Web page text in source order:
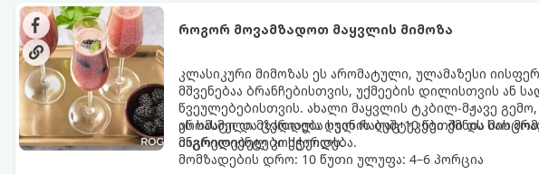
როგორ მოვამზადოთ მაყვლის მიმოზა
კლასიკური მიმოზას ეს არომატული, ულამაზესი
მშვენებაა ბრანჩებისთვის, უქმეების დილისთვის ან
წვეულებებისთვის. ახალი მაყვლის ტკბილ-მჟავე
არომატი და ცქრიალა ღვინის ბუშტუკები ქმნის
მაგრილებელ კოქტეილს.
ეს სასმელი მზადდება სულ რაღაც 10 წუთში და მის
ინგრედიენტები სჭირდება.
მომზადების დრო: 10 წუთი ულუფა: 4–6 პორცია